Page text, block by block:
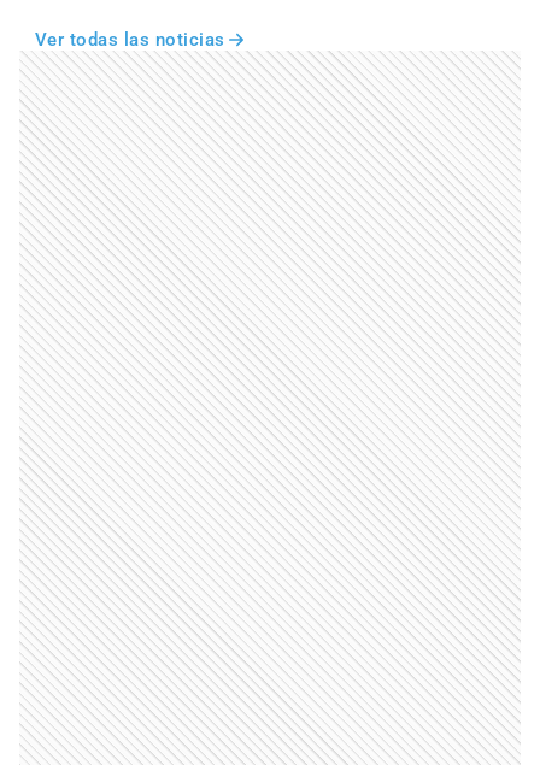
Ver todas las noticias